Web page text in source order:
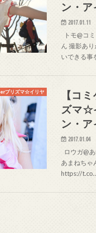
ン・
2017.01.11
トモ@コ
ん 撮影あ
いできる事
プリズマ☆イリヤ
【コ
ズマ☆
ン・
2017.01.04
ロウガ@
あまねちゃ
https://